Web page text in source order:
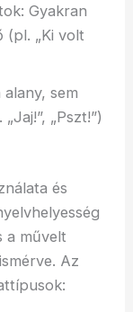
Gyakran
(pl. „Ki volt
sem
„Pszt!”)
és
a művelt
Az